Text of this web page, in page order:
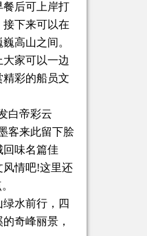
餐后可上岸打
下来可以在
高山之间。
家可以一边
彩的船员文
白帝彩云
客来此留下脍
回味名篇佳
风情吧!这里还
水前行，四
奇峰丽景，